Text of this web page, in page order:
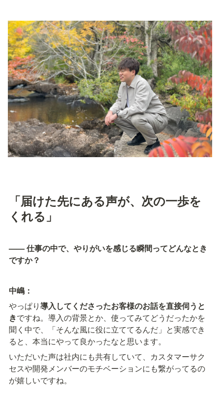
「届けた先にある声が、次の一歩を
くれる」
—— 仕事の中で、やりがいを感じる瞬間ってどんなとき
ですか？
中嶋：
やっぱり導入してくださったお客様のお話を直接伺うと
きですね。導入の背景とか、使ってみてどうだったかを
聞く中で、「そんな風に役に立ててるんだ」と実感でき
ると、本当にやって良かったなと思います。
いただいた声は社内にも共有していて、カスタマーサク
セスや開発メンバーのモチベーションにも繋がってるの
が嬉しいですね。